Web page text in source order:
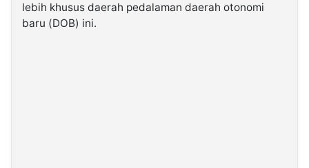
lebih khusus daerah pedalaman daerah otonomi
baru (DOB) ini.